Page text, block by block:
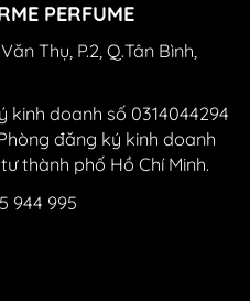
PERFUME
Thụ, P.2, Q.Tân Bình,
kinh doanh số 0314044294
đăng ký kinh doanh
thành phố Hồ Chí Minh.
944 995